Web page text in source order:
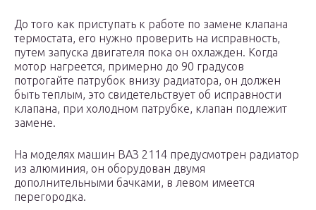
До того как приступать к работе по замене клапана
термостата, его нужно проверить на исправность,
путем запуска двигателя пока он охлажден. Когда
мотор нагреется, примерно до 90 градусов
потрогайте патрубок внизу радиатора, он должен
быть теплым, это свидетельствует об исправности
клапана, при холодном патрубке, клапан подлежит
замене.
На моделях машин ВАЗ 2114 предусмотрен радиатор
из алюминия, он оборудован двумя
дополнительными бачками, в левом имеется
перегородка.